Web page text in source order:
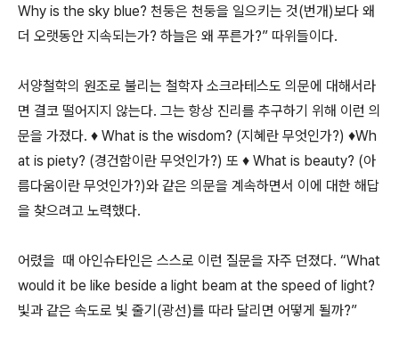
Why is the sky blue? 천둥은 천둥을 일으키는 것(번개)보다 왜
더 오랫동안 지속되는가? 하늘은 왜 푸른가?” 따위들이다.
서양철학의 원조로 불리는 철학자 소크라테스도 의문에 대해서라
면 결코 떨어지지 않는다. 그는 항상 진리를 추구하기 위해 이런 의
문을 가졌다. ♦ What is the wisdom? (지혜란 무엇인가?) ♦Wh
at is piety? (경건함이란 무엇인가?) 또 ♦ What is beauty? (아
름다움이란 무엇인가?)와 같은 의문을 계속하면서 이에 대한 해답
을 찾으려고 노력했다.
어렸을 때 아인슈타인은 스스로 이런 질문을 자주 던졌다. “What
would it be like beside a light beam at the speed of light?
빛과 같은 속도로 빛 줄기(광선)를 따라 달리면 어떻게 될까?”